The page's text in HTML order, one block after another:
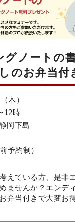
グノートの
のお弁当付
木）
12時
岡下島
予約制）
えている方、是非
ませんか？エンデ
弁当付きで大変お